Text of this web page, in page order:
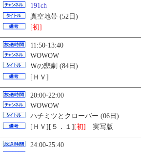
191ch
真空地帯 (52日)
[初]
11:50-13:40
WOWOW
Ｗの悲劇 (84日)
[ＨＶ]
20:00-22:00
WOWOW
ハチミツとクローバー (06日)
[ＨＶ][５．１] [初] 実写版
24:00-25:40